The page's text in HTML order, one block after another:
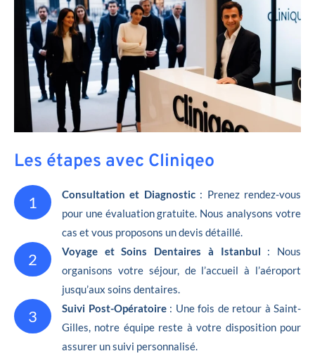
Les étapes avec Cliniqeo
1 Consultation et Diagnostic: Prenez rendez-vous
pour une évaluation gratuite. Nous analysons votre
cas et vous proposons un devis détaillé.
2 Voyage et Soins Dentaires à Istanbul : Nous
organisons votre séjour, de l’accueil à l’aéroport
jusqu’aux soins dentaires.
3 Suivi Post-Opératoire : Une fois de retour à Saint-
Gilles, notre équipe reste à votre disposition pour
assurer un suivi personnalisé.